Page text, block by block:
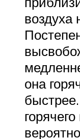
воздуха
она